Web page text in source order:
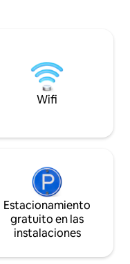
encanto de
Wifi
Estacionamiento
gratuito en las
instalaciones